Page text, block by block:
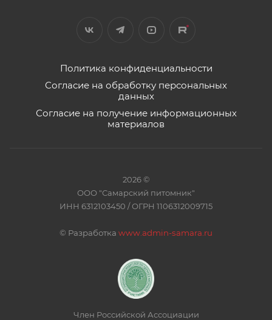
Политика конфиденциальности
Согласие на обработку персональных
данных
Согласие на получение информационных
материалов
2026 ©
ООО "Самарский питомник"
ИНН 6312103450 / ОГРН 1106312009715
© Разработка www.admin-samara.ru
Член Российской Ассоциации